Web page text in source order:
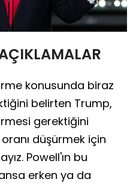
konusunda biraz
belirten Trump,
gerektiğini
düşürmek için
Powell'ın bu
erken ya da